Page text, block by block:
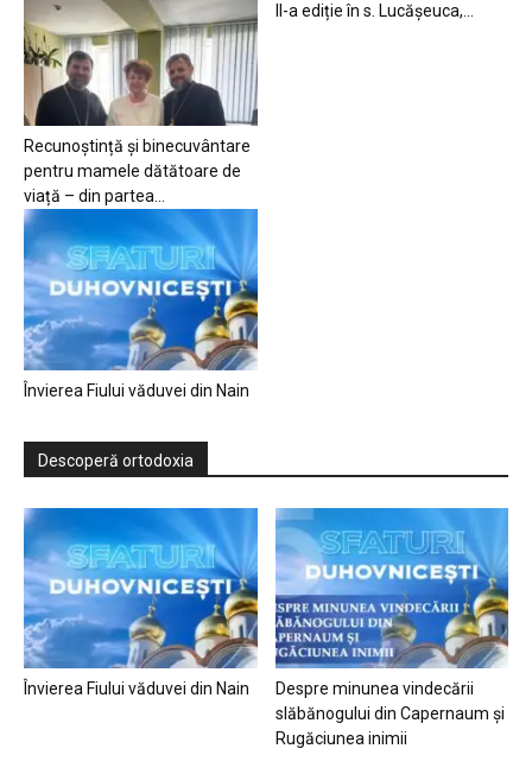
Recunoștință și binecuvântare
pentru mamele dătătoare de
viață – din partea...
II-a ediție în s. Lucășeuca,...
Învierea Fiului văduvei din Nain
Descoperă ortodoxia
Învierea Fiului văduvei din Nain
Despre minunea vindecării
slăbănogului din Capernaum și
Rugăciunea inimii